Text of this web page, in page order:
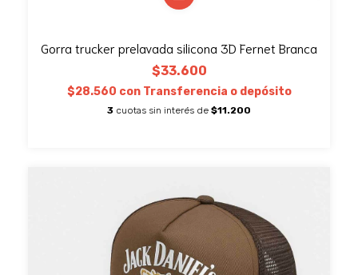
Gorra trucker prelavada silicona 3D Fernet Branca
$33.600
$28.560 con Transferencia o depósito
3 cuotas sin interés de $11.200